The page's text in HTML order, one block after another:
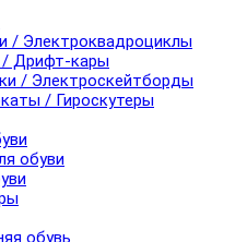
/ Электроквадроциклы
/ Дрифт-кары
/ Электроскейтборды
/ Гироскутеры
обуви
обувь